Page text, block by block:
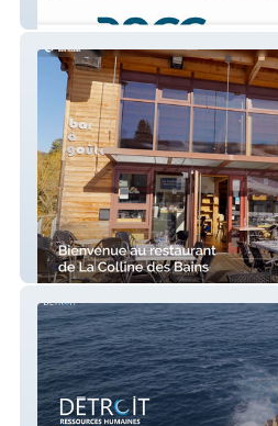
Paris Sacley Cancer Cluster
La Colline des Bains | Restaurant